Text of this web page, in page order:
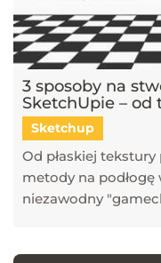
3 sposoby na
SketchUpie –
Sketchup
Od płaskiej
metody na
niezawodny